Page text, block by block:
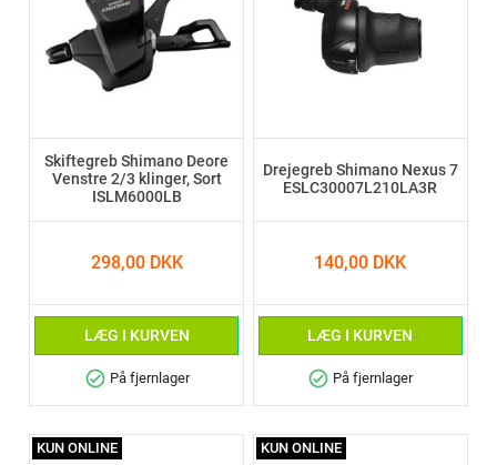
Skiftegreb Shimano Deore
Venstre 2/3 klinger, Sort
ISLM6000LB
298,00 DKK
LÆG I KURVEN
check_circle På fjernlager
Drejegreb Shimano Nexus 7
ESLC30007L210LA3R
140,00 DKK
LÆG I KURVEN
check_circle På fjernlager
KUN ONLINE KUN ONLINE